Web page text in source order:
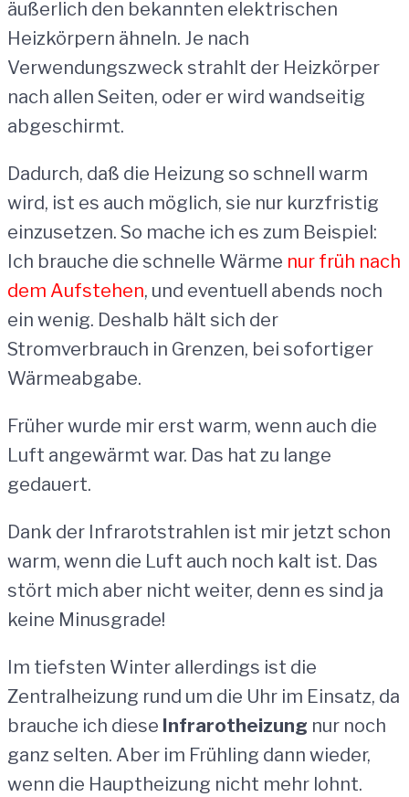
äußerlich den bekannten elektrischen
Heizkörpern ähneln. Je nach
Verwendungszweck strahlt der Heizkörper
nach allen Seiten, oder er wird wandseitig
abgeschirmt.
Dadurch, daß die Heizung so schnell warm
wird, ist es auch möglich, sie nur kurzfristig
einzusetzen. So mache ich es zum Beispiel:
Ich brauche die schnelle Wärme nur früh nach
dem Aufstehen, und eventuell abends noch
ein wenig. Deshalb hält sich der
Stromverbrauch in Grenzen, bei sofortiger
Wärmeabgabe.
Früher wurde mir erst warm, wenn auch die
Luft angewärmt war. Das hat zu lange
gedauert.
Dank der Infrarotstrahlen ist mir jetzt schon
warm, wenn die Luft auch noch kalt ist. Das
stört mich aber nicht weiter, denn es sind ja
keine Minusgrade!
Im tiefsten Winter allerdings ist die
Zentralheizung rund um die Uhr im Einsatz, da
brauche ich diese Infrarotheizung nur noch
ganz selten. Aber im Frühling dann wieder,
wenn die Hauptheizung nicht mehr lohnt.